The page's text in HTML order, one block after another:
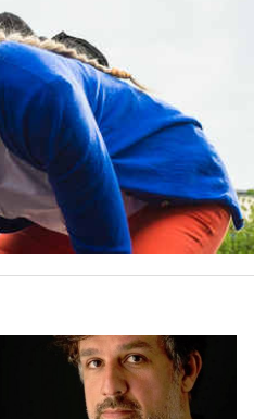
READ MORE